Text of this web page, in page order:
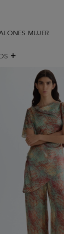
MUJER